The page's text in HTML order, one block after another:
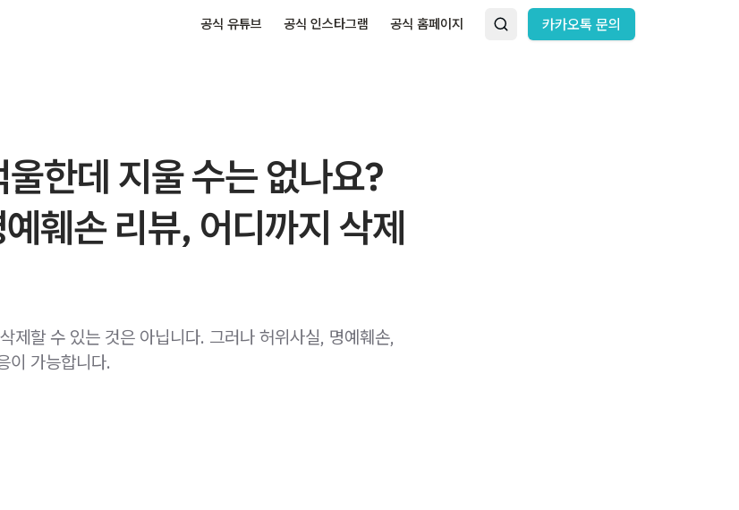
공식 유튜브 공식 인스타그램 공식 홈페이지 카카오톡 문의
한데 지울 수는 없나요?
훼손 리뷰, 어디까지 삭제
제할 수 있는 것은 아닙니다. 그러나 허위사실, 명예훼손,
이 가능합니다.